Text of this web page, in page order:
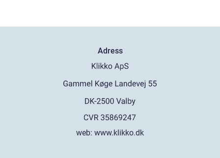
Adress
web: www.klikko.dk